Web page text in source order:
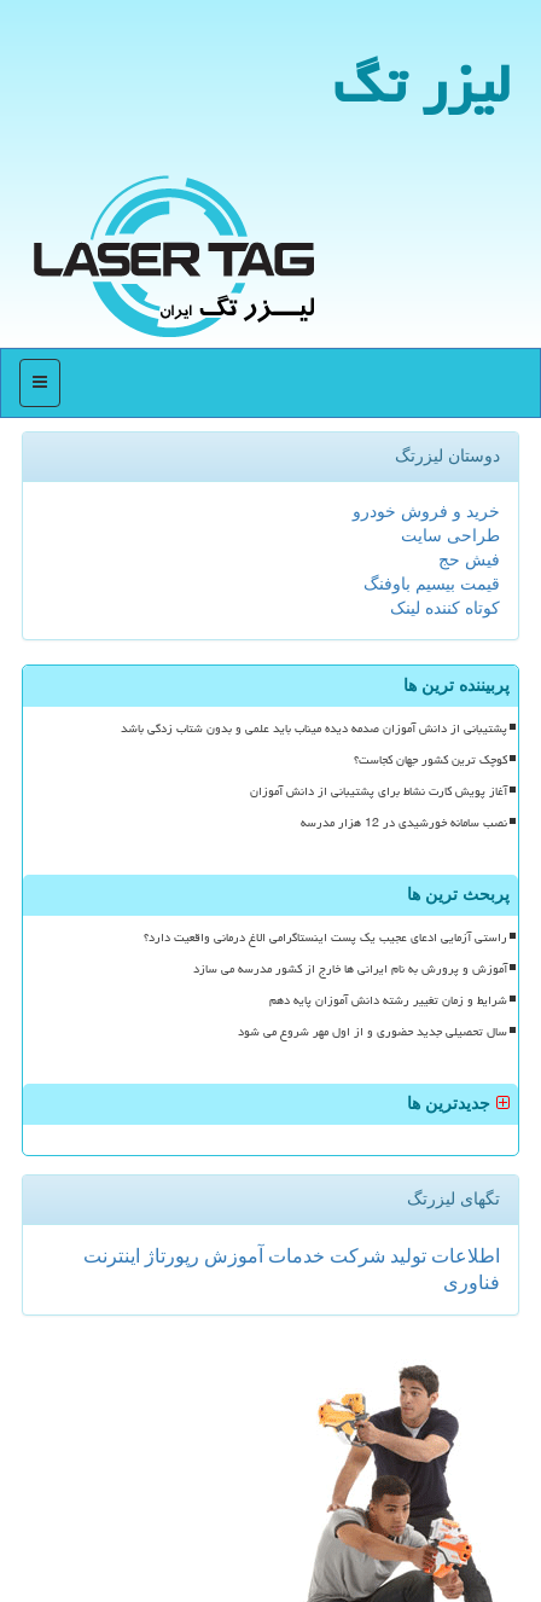
لیزر تگ
منو
دوستان لیزرتگ
خرید و فروش خودرو
طراحی سایت
فیش حج
قیمت بیسیم باوفنگ
کوتاه کننده لینک
پربیننده ترین ها
پشتیبانی از دانش آموزان صدمه دیده میناب باید علمی و بدون شتاب زدگی باشد
کوچک ترین کشور جهان کجاست؟
آغاز پویش کارت نشاط برای پشتیبانی از دانش آموزان
نصب سامانه خورشیدی در 12 هزار مدرسه
پربحث ترین ها
راستی آزمایی ادعای عجیب یک پست اینستاگرامی الاغ درمانی واقعیت دارد؟
آموزش و پرورش به نام ایرانی ها خارج از کشور مدرسه می سازد
شرایط و زمان تغییر رشته دانش آموزان پایه دهم
سال تحصیلی جدید حضوری و از اول مهر شروع می شود
جدیدترین ها
تگهای لیزرتگ
اطلاعات تولید شركت خدمات آموزش رپورتاژ
اینترنت
فناوری